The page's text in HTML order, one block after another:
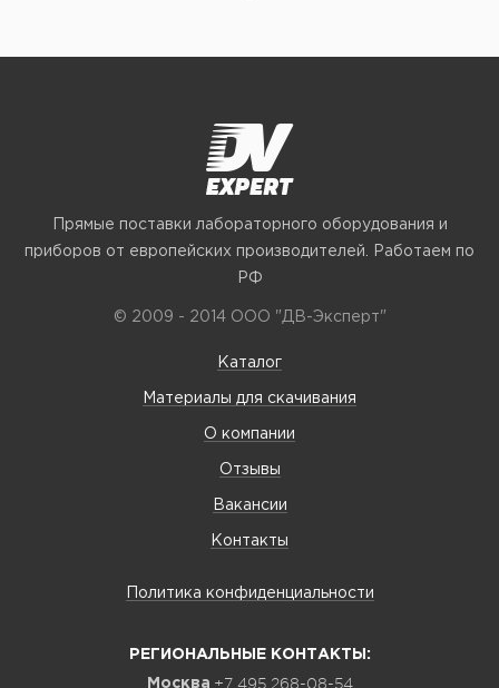
Прямые поставки лабораторного оборудования и
приборов от европейских производителей. Работаем по
РФ
© 2009 - 2014 ООО "ДВ-Эксперт"
Каталог
Материалы для скачивания
О компании
Отзывы
Вакансии
Контакты
Политика конфиденциальности
РЕГИОНАЛЬНЫЕ КОНТАКТЫ:
Москва +7 495 268-08-54